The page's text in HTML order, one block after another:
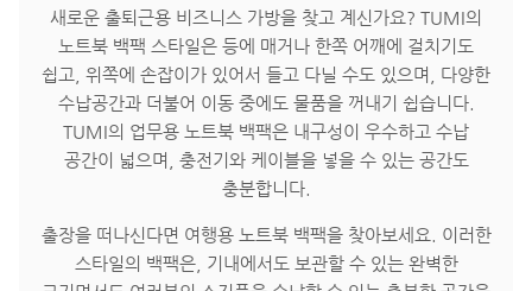
새로운 출퇴근용 비즈니스 가방을 찾고 계신가요? TUMI의
노트북 백팩 스타일은 등에 매거나 한쪽 어깨에 걸치기도
쉽고, 위쪽에 손잡이가 있어서 들고 다닐 수도 있으며, 다양한
수납공간과 더불어 이동 중에도 물품을 꺼내기 쉽습니다.
TUMI의 업무용 노트북 백팩은 내구성이 우수하고 수납
공간이 넓으며, 충전기와 케이블을 넣을 수 있는 공간도
충분합니다.
출장을 떠나신다면 여행용 노트북 백팩을 찾아보세요. 이러한
스타일의 백팩은, 기내에서도 보관할 수 있는 완벽한